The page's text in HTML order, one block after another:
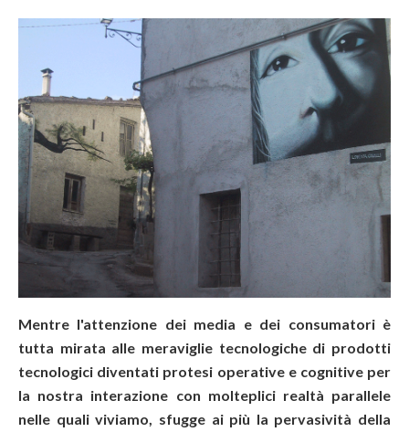
Mentre l'attenzione dei media e dei consumatori è
tutta mirata alle meraviglie tecnologiche di prodotti
tecnologici diventati protesi operative e cognitive per
la nostra interazione con molteplici realtà parallele
nelle quali viviamo, sfugge ai più la pervasività della